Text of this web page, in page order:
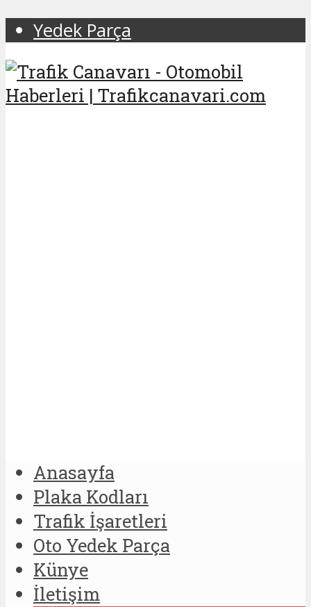
Yedek Parça
Anasayfa
Plaka Kodları
Trafik İşaretleri
Oto Yedek Parça
Künye
İletişim